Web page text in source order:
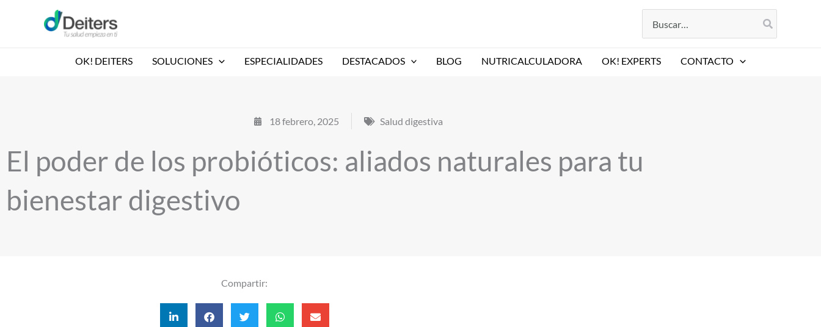
por:
OK! DEITERS SOLUCIONES ESPECIALIDADES DESTACADOS BLOG NUTRICALCULADORA OK! EXPERTS CONTACTO
18 febrero, 2025 Salud digestiva
El poder de los probióticos: aliados naturales para tu
bienestar digestivo
Compartir: